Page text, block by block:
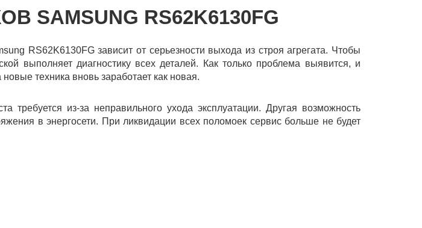
RS62K6130FG
RS62K6130FG зависит от серьезности выхода из строя агрегата. Чтобы
выполняет диагностику всех деталей. Как только проблема выявится, и
техника вновь заработает как новая.
требуется из-за неправильного ухода эксплуатации. Другая возможность
в энергосети. При ликвидации всех поломоек сервис больше не будет